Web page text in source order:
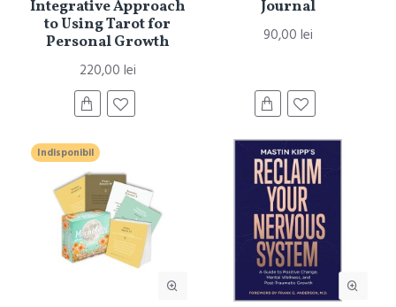
Integrative Approach
to Using Tarot for
Personal Growth
220,00 lei
Journal
90,00 lei
Indisponibil